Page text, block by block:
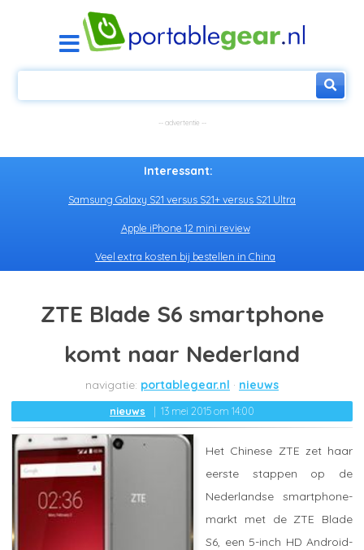
Interessant:
Samsung Galaxy S21 versus S21+ versus S21 Ultra
Apple iPhone 12 mini review
Veel extra kosten bij bestellen in China
ZTE Blade S6 smartphone
komt naar Nederland
portablegear.nl nieuws
nieuws 13 mei 2015 om 14:00
Het Chinese ZTE zet haar
eerste stappen op de
Nederlandse smartphone-
markt met de ZTE Blade
S6, een 5-inch HD Android-